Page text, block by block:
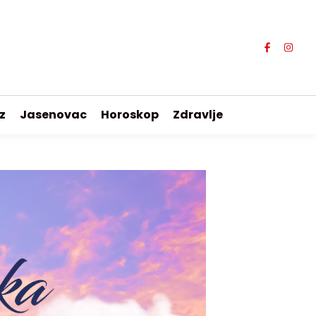
Jasenovac Horoskop Zdravlje